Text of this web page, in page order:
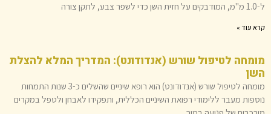
ל-1.0 מ"מ, המודבקים על חזית השן כדי לשפר צבע, לתקן צורה
קרא עוד »
מומחה לטיפול שורש (אנדודונט): המדריך המלא להצלת
השן
מומחה לטיפול שורש (אנדודונט) הוא רופא שיניים שהשלים כ-3 שנות התמחות
נוספות מעבר ללימודי רפואת השיניים הכללית, ותפקידו לאבחן ולטפל במקרים